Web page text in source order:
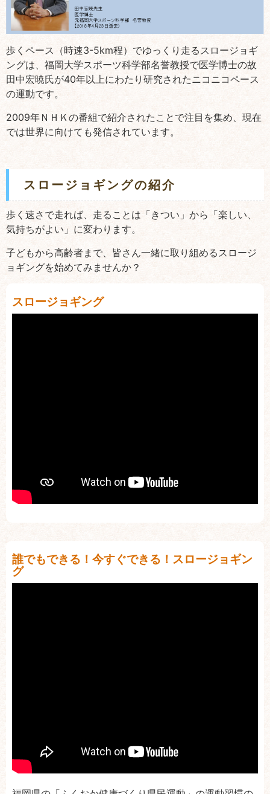
歩くペース（時速3-5km程）でゆっくり走るスロージョギ
ングは、福岡大学スポーツ科学部名誉教授で医学博士の故
田中宏暁氏が40年以上にわたり研究されたニコニコペース
の運動です。
2009年ＮＨＫの番組で紹介されたことで注目を集め、現在
では世界に向けても発信されています。
スロージョギングの紹介
歩く速さで走れば、走ることは「きつい」から「楽しい、
気持ちがよい」に変わります。
子どもから高齢者まで、皆さん一緒に取り組めるスロージ
ョギングを始めてみませんか？
スロージョギング
誰でもできる！今すぐできる！スロージョギン
グ